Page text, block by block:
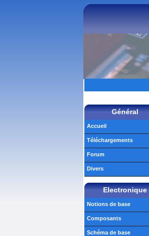
Général
Accueil
Téléchargements
Forum
Divers
Electronique
Notions de base
Composants
Schéma de base